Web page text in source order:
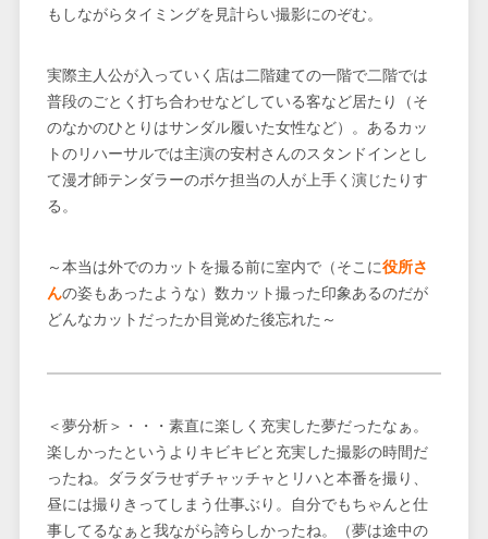
もしながらタイミングを見計らい撮影にのぞむ。
実際主人公が入っていく店は二階建ての一階で二階では
普段のごとく打ち合わせなどしている客など居たり（そ
のなかのひとりはサンダル履いた女性など）。あるカッ
トのリハーサルでは主演の安村さんのスタンドインとし
て漫才師テンダラーのボケ担当の人が上手く演じたりす
る。
～本当は外でのカットを撮る前に室内で（そこに役所さ
んの姿もあったような）数カット撮った印象あるのだが
どんなカットだったか目覚めた後忘れた～
＜夢分析＞・・・素直に楽しく充実した夢だったなぁ。
楽しかったというよりキビキビと充実した撮影の時間だ
ったね。ダラダラせずチャッチャとリハと本番を撮り、
昼には撮りきってしまう仕事ぶり。自分でもちゃんと仕
事してるなぁと我ながら誇らしかったね。（夢は途中の